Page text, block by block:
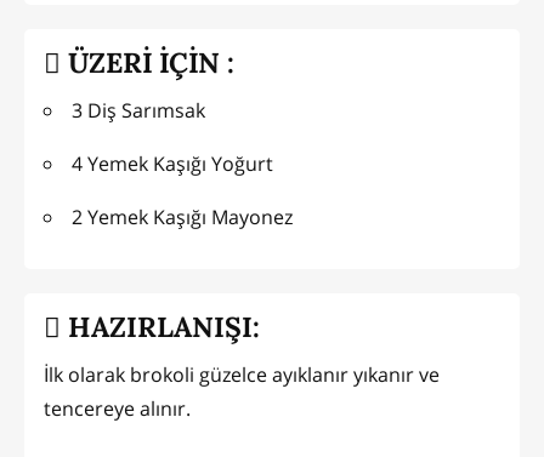
ÜZERİ İÇİN :
3 Diş Sarımsak
4 Yemek Kaşığı Yoğurt
2 Yemek Kaşığı Mayonez
HAZIRLANIŞI:
İlk olarak brokoli güzelce ayıklanır yıkanır ve
tencereye alınır.